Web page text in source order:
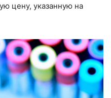
цену, указанную на